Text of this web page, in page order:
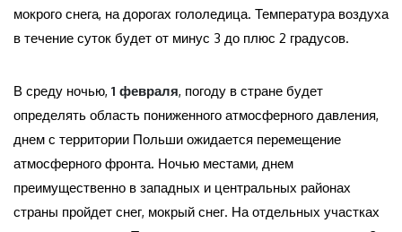
мокрого снега, на дорогах гололедица. Температура воздуха
в течение суток будет от минус 3 до плюс 2 градусов.
В среду ночью, 1 февраля, погоду в стране будет
определять область пониженного атмосферного давления,
днем с территории Польши ожидается перемещение
атмосферного фронта. Ночью местами, днем
преимущественно в западных и центральных районах
страны пройдет снег, мокрый снег. На отдельных участках